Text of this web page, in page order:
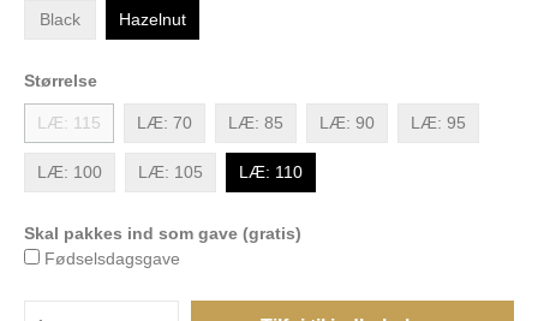
Black Hazelnut
Størrelse
LÆ: 115 LÆ: 70 LÆ: 85 LÆ: 90 LÆ: 95
LÆ: 100 LÆ: 105 LÆ: 110
Skal pakkes ind som gave (gratis)
Fødselsdagsgave